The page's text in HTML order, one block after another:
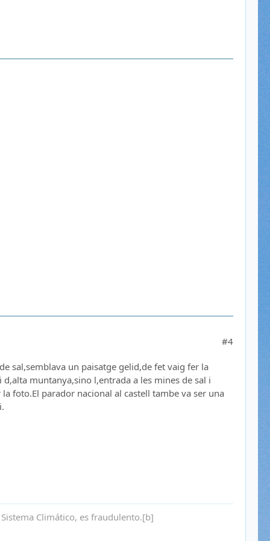
#4
sal,semblava un paisatge gelid,de fet vaig fer la
muntanya,sino l,entrada a les mines de sal i
foto.El parador nacional al castell tambe va ser una
Climático, es fraudulento.[b]